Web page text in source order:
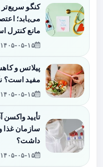
کنگو
می‌یابد؛
مانع کنترل
۱۴۰۵-۰۵-۱۵
پیلاتس و
مفید است؟
۱۴۰۵-۰۵-۱۵
تأیید واکسن
سازمان غذا و
داشت؟
۱۴۰۵-۰۵-۱۵